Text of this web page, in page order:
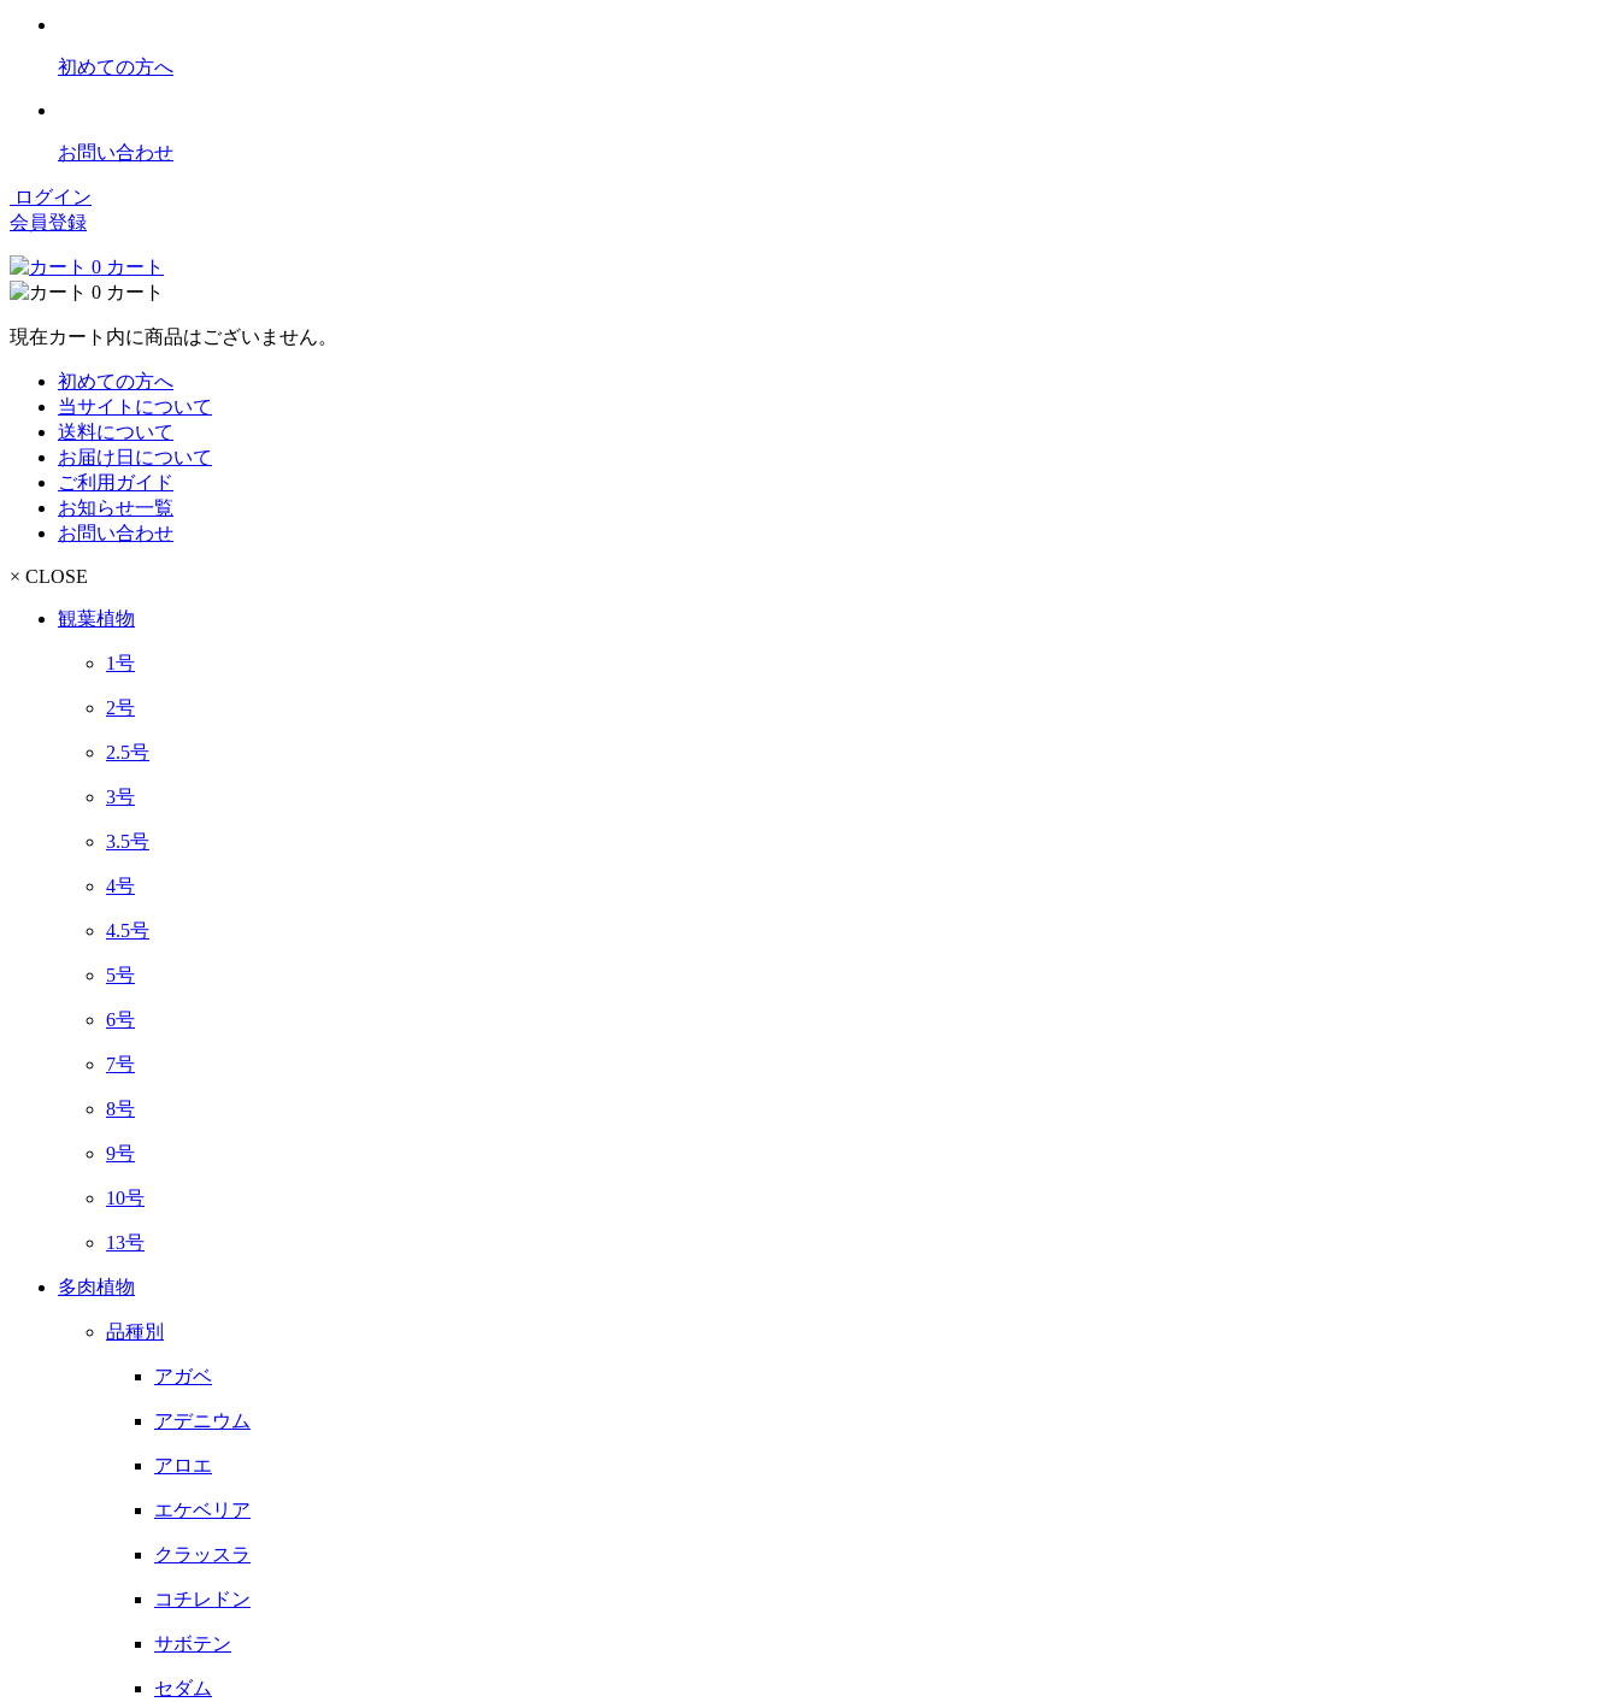
初めての方へ
お問い合わせ
ログイン
会員登録
0 カート
0 カート
現在カート内に商品はございません。
初めての方へ
当サイトについて
送料について
お届け日について
ご利用ガイド
お知らせ一覧
お問い合わせ
× CLOSE
観葉植物
1号
2号
2.5号
3号
3.5号
4号
4.5号
5号
6号
7号
8号
9号
10号
13号
多肉植物
品種別
アガベ
アデニウム
アロエ
エケベリア
クラッスラ
コチレドン
サボテン
セダム